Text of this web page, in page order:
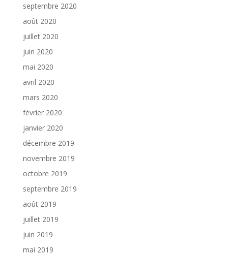
septembre 2020
août 2020
juillet 2020
juin 2020
mai 2020
avril 2020
mars 2020
février 2020
janvier 2020
décembre 2019
novembre 2019
octobre 2019
septembre 2019
août 2019
juillet 2019
juin 2019
mai 2019